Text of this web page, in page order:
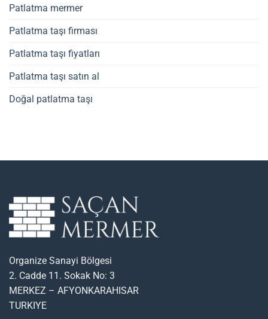
Patlatma mermer
Patlatma taşı firması
Patlatma taşı fiyatları
Patlatma taşı satın al
Doğal patlatma taşı
Organize Sanayi Bölgesi
2. Cadde 11. Sokak No: 3
MERKEZ – AFYONKARAHISAR
TURKIYE